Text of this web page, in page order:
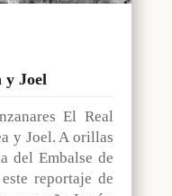
y Joel
El Real
y Joel. A orillas
del Embalse de
reportaje de